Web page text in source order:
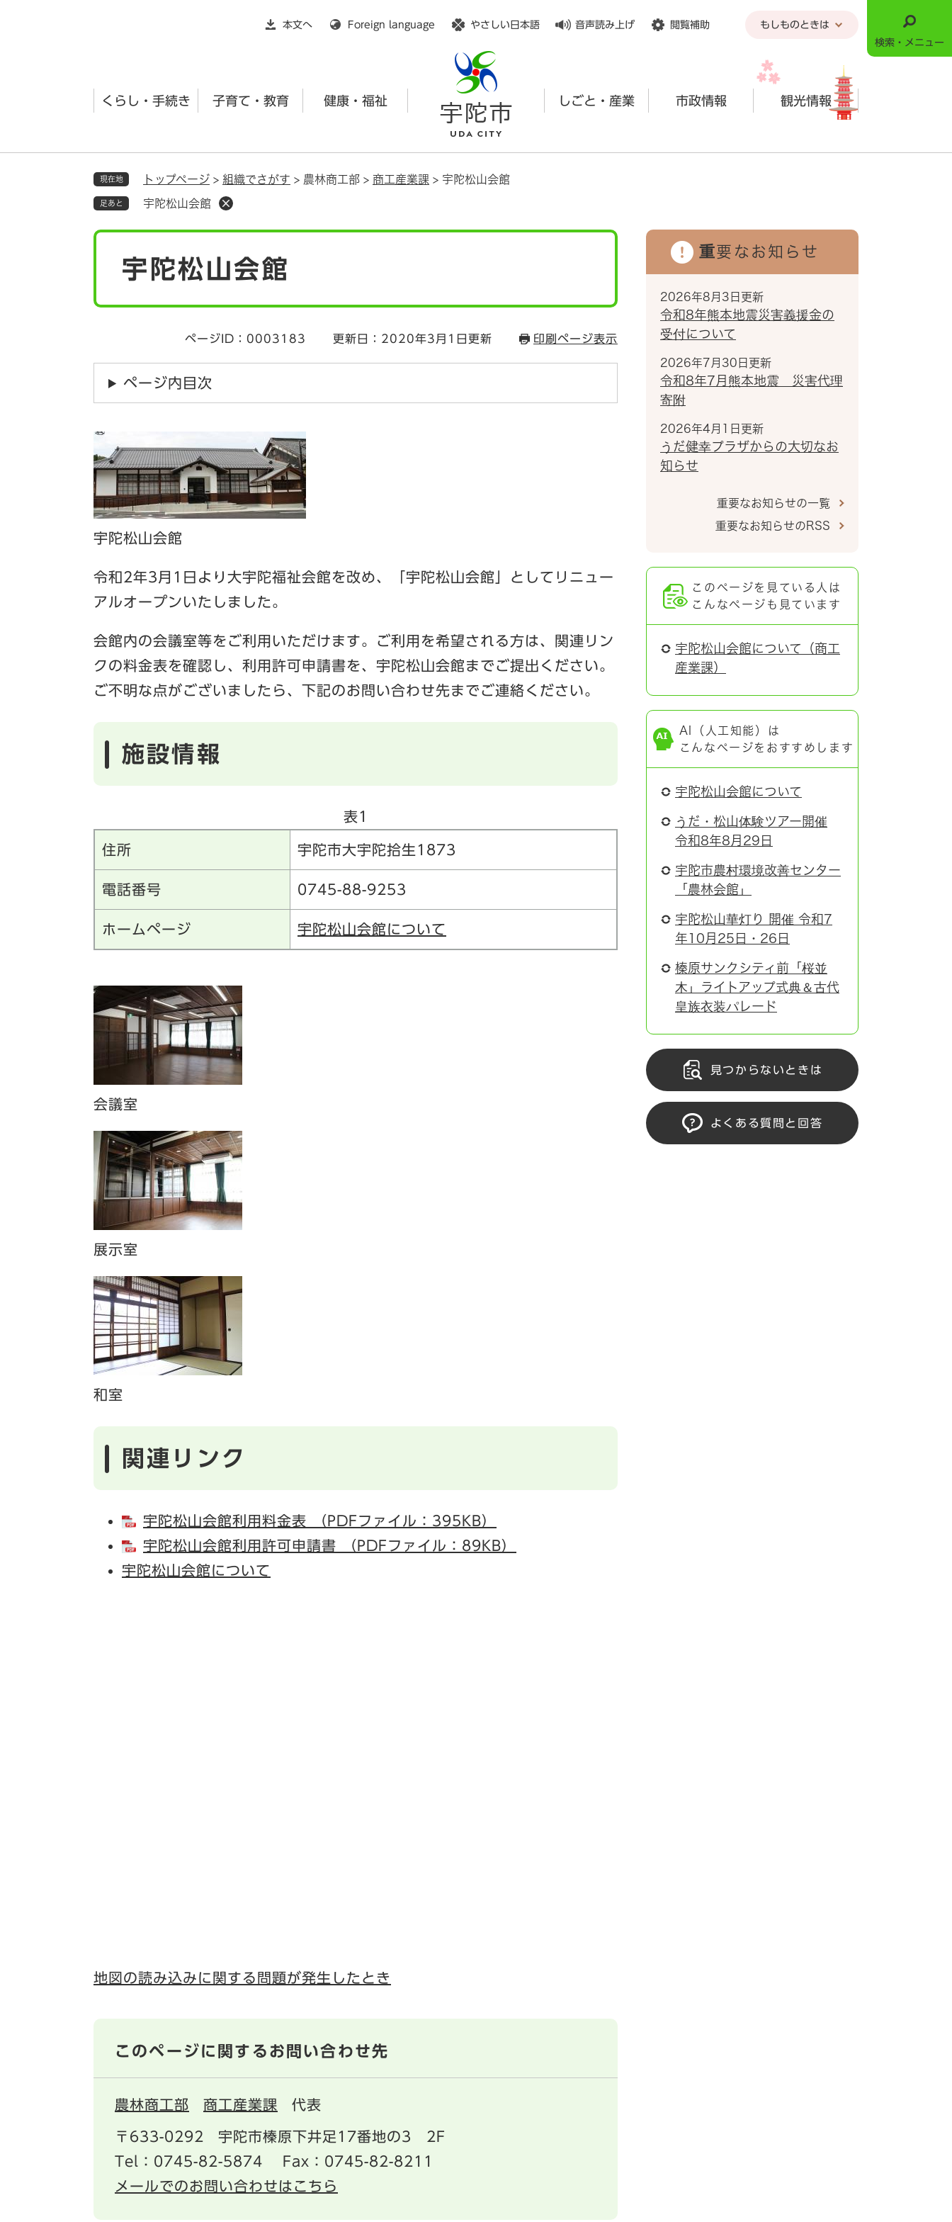
本文へ
Foreign language やさしい日本語 音声読み上げ 閲覧補助 もしものときは
くらし・手続き 子育て・教育 健康・福祉 しごと・産業 市政情報 観光情報
検索・メニュー
現在地 トップページ > 組織でさがす > 農林商工部 > 商工産業課 > 宇陀松山会館
足あと 宇陀松山会館
宇陀松山会館
ページID：0003183 更新日：2020年3月1日更新 印刷ページ表示
ページ内目次
​宇陀松山会館
令和2年3月1日より大宇陀福祉会館を改め、「宇陀松山会館」としてリニュー
アルオープンいたしました。
会館内の会議室等をご利用いただけます。ご利用を希望される方は、関連リン
クの料金表を確認し、利用許可申請書を、宇陀松山会館までご提出ください。
ご不明な点がございましたら、下記のお問い合わせ先までご連絡ください。
施設情報
表1
住所 宇陀市大宇陀拾生1873
電話番号 0745-88-9253
ホームページ 宇陀松山会館について
会議室
展示室
和室
関連リンク
宇陀松山会館利用料金表 （PDFファイル：395KB）
宇陀松山会館利用許可申請書 （PDFファイル：89KB）
宇陀松山会館について
地図の読み込みに関する問題が発生したとき
このページに関するお問い合わせ先
農林商工部 商工産業課 代表
〒633-0292
宇陀市榛原下井足17番地の3 2F
Tel：0745-82-5874
Fax：0745-82-8211
メールでのお問い合わせはこちら
重要なお知らせ
2026年8月3日更新
令和8年熊本地震災害義援金の
受付について
2026年7月30日更新
令和8年7月熊本地震 災害代理
寄附
2026年4月1日更新
うだ健幸プラザからの大切なお
知らせ
重要なお知らせの一覧
重要なお知らせのRSS
このページを見ている人は
こんなページも見ています
宇陀松山会館について（商工
産業課）
AI（人工知能）は
こんなページをおすすめします
宇陀松山会館について
うだ・松山体験ツアー開催
令和8年8月29日
宇陀市農村環境改善センター
「農林会館」
宇陀松山華灯り 開催 令和7
年10月25日・26日
榛原サンクシティ前「桜並
木」ライトアップ式典＆古代
皇族衣装パレード
見つからないときは
よくある質問と回答